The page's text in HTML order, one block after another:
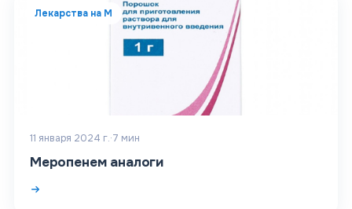
Лекарства на М
11 января 2024 г.·7 мин
Меропенем аналоги